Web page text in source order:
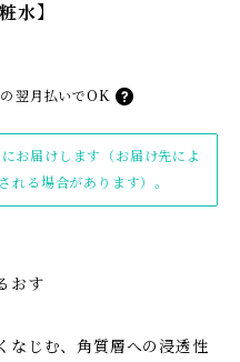
水】
翌月払いでOK
お届けします（お届け先によ
れる場合があります）。
おす
じむ、角質層への浸透性